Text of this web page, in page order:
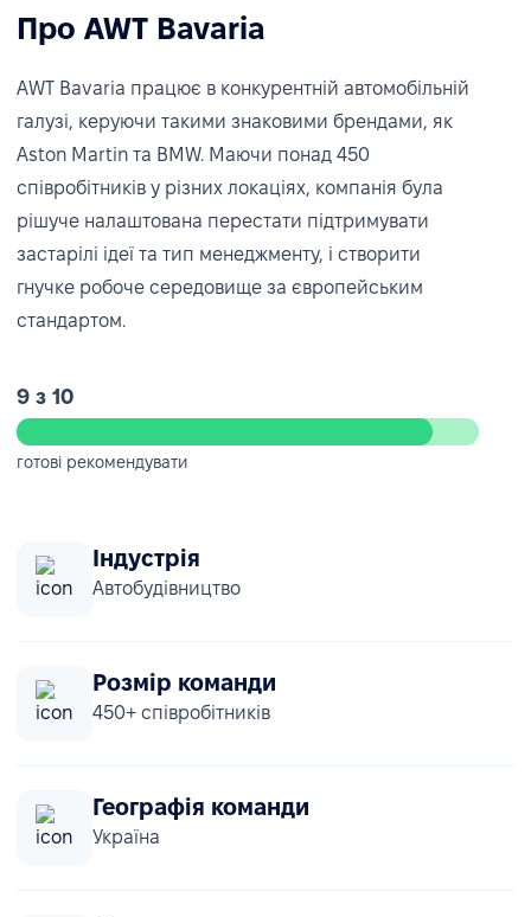
Про AWT Bavaria
AWT Bavaria працює в конкурентній автомобільній
галузі, керуючи такими знаковими брендами, як
Aston Martin та BMW. Маючи понад 450
співробітників у різних локаціях, компанія була
рішуче налаштована перестати підтримувати
застарілі ідеї та тип менеджменту, і створити
гнучке робоче середовище за європейським
стандартом.
9 з 10
готові рекомендувати
Індустрія
Автобудівництво
Розмір команди
450+ співробітників
Географія команди
Україна